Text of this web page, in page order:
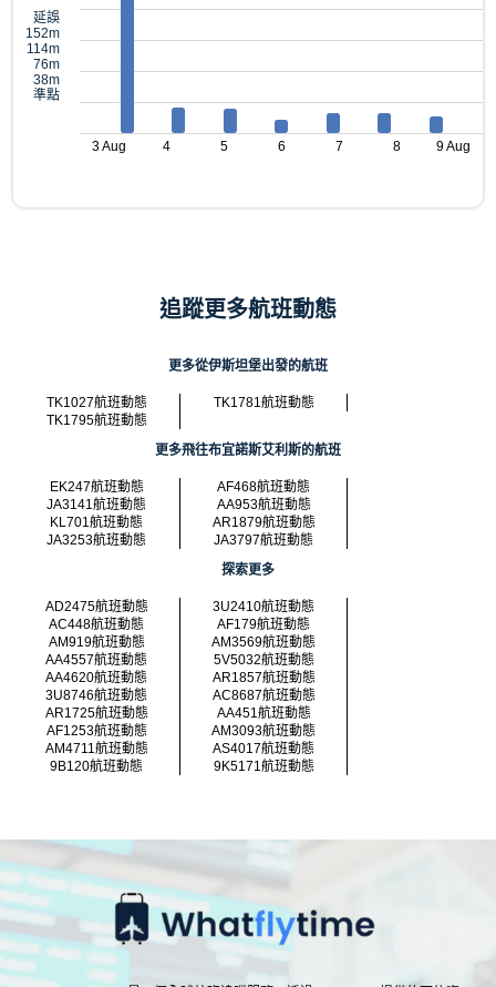
延誤
152m
114m
76m
38m
準點
3 Aug 4 5 6 7 8 9 Aug
追蹤更多航班動態
更多從伊斯坦堡出發的航班
TK1027航班動態
TK1781航班動態
TK1795航班動態
更多飛往布宜諾斯艾利斯的航班
EK247航班動態
AF468航班動態
JA3141航班動態
AA953航班動態
KL701航班動態
AR1879航班動態
JA3253航班動態
JA3797航班動態
探索更多
AD2475航班動態
3U2410航班動態
AC448航班動態
AF179航班動態
AM919航班動態
AM3569航班動態
AA4557航班動態
5V5032航班動態
AA4620航班動態
AR1857航班動態
3U8746航班動態
AC8687航班動態
AR1725航班動態
AA451航班動態
AF1253航班動態
AM3093航班動態
AM4711航班動態
AS4017航班動態
9B120航班動態
9K5171航班動態